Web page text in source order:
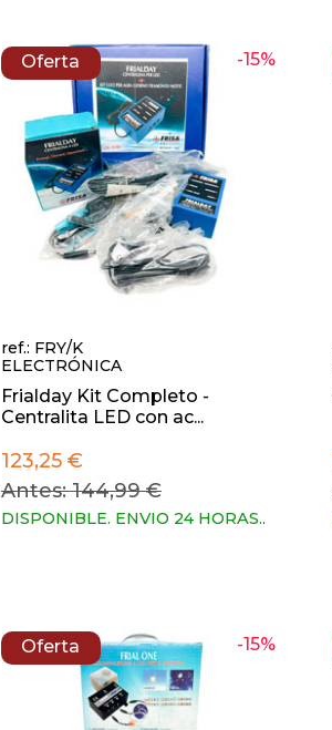
-15%
Oferta
ref.: FRY/K
ELECTRÓNICA
Frialday Kit Completo -
Centralita LED con ac...
123,25 €
Antes: 144,99 €
DISPONIBLE. ENVIO 24 HORAS..
-15%
Oferta